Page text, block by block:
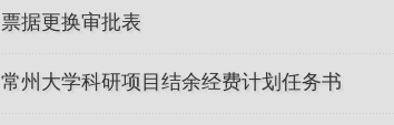
票据更换审批表
常州大学科研项目结余经费计划任务书